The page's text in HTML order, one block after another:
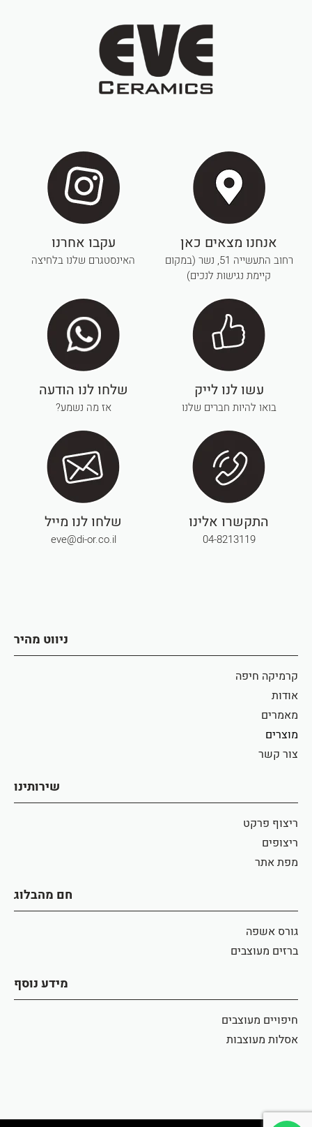
אנחנו מצאים כאן
רחוב התעשייה 51, נשר (במקום
קיימת נגישות לנכים)
עקבו אחרנו
האינסטגרם שלנו בלחיצה
עשו לנו לייק
בואו להיות חברים שלנו
שלחו לנו הודעה
אז מה נשמע?
התקשרו אלינו
04-8213119
שלחו לנו מייל
eve@di-or.co.il
ניווט מהיר
קרמיקה חיפה
אודות
מאמרים
מוצרים
צור קשר
שירותינו
ריצוף פרקט
ריצופים
מפת אתר
חם מהבלוג
גורס אשפה
ברזים מעוצבים
מידע נוסף
חיפויים מעוצבים
אסלות מעוצבות